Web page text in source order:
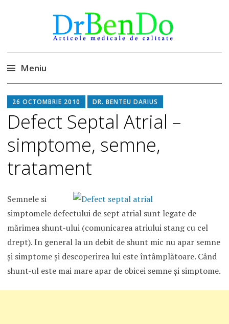
DrBendo.ro
Alimentatia sa iti fie medicatia
Meniu
la
conținut
26 OCTOMBRIE 2010 DR. BENTEU DARIUS
Defect Septal Atrial –
simptome, semne,
tratament
Semnele si
simptomele defectului de sept atrial sunt legate de
mărimea shunt-ului (comunicarea atriului stang cu cel
drept). In general la un debit de shunt mic nu apar semne
şi simptome şi descoperirea lui este întâmplătoare. Când
shunt-ul este mai mare apar de obicei semne şi simptome.